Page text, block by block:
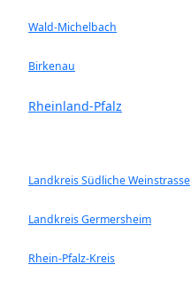
Wald-Michelbach
Birkenau
Rheinland-Pfalz
Landkreis Südliche Weinstrasse
Landkreis Germersheim
Rhein-Pfalz-Kreis